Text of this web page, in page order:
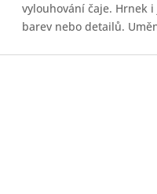
vylouhování čaje. Hrnek
barev nebo detailů.